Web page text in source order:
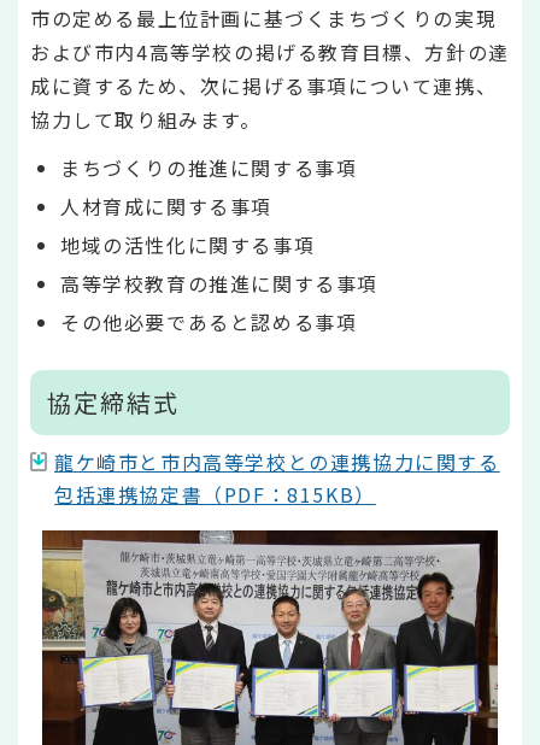
市の定める最上位計画に基づくまちづくりの実現
および市内4高等学校の掲げる教育目標、方針の達
成に資するため、次に掲げる事項について連携、
協力して取り組みます。
まちづくりの推進に関する事項
人材育成に関する事項
地域の活性化に関する事項
高等学校教育の推進に関する事項
その他必要であると認める事項
協定締結式
龍ケ崎市と市内高等学校との連携協力に関する
包括連携協定書（PDF：815KB）